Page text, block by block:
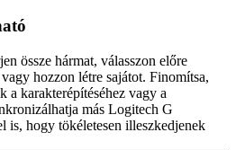
össze hármat, válasszon előre
hozzon létre sajátot. Finomítsa,
a karakterépítéséhez vagy a
más Logitech G
hogy tökéletesen illeszkedjenek